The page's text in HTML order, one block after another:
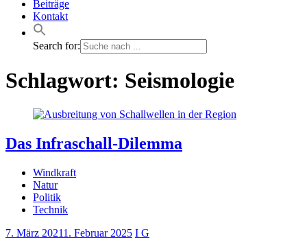
Beiträge
Kontakt
Search for:
Schlagwort: Seismologie
Das Infraschall-Dilemma
Windkraft
Natur
Politik
Technik
7. März 20211. Februar 2025 I G